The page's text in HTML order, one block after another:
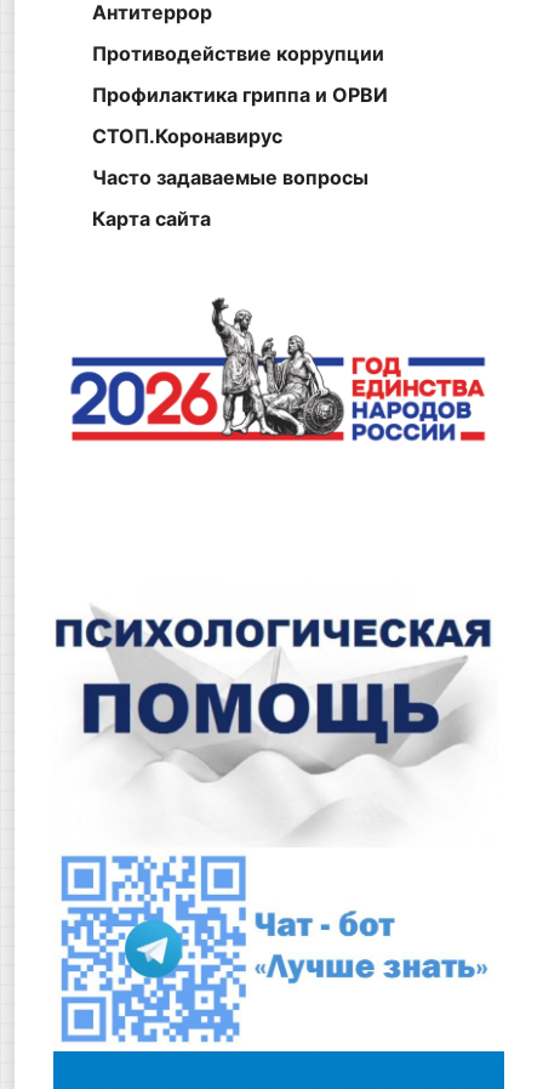
Антитеррор
Противодействие коррупции
Профилактика гриппа и ОРВИ
СТОП.Коронавирус
Часто задаваемые вопросы
Карта сайта